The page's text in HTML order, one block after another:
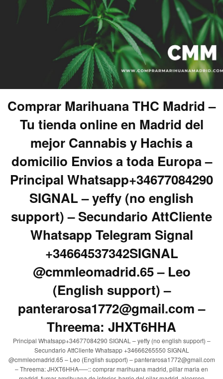
Comprar Marihuana THC Madrid –
Tu tienda online en Madrid del
mejor Cannabis y Hachis a
domicilio Envios a toda Europa –
Principal Whatsapp+34677084290
SIGNAL – yeffy (no english
support) – Secundario AttCliente
Whatsapp Telegram Signal
+34664537342SIGNAL
@cmmleomadrid.65 – Leo
(English support) –
panterarosa1772@gmail.com –
Threema: JHXT6HHA
Principal Whatsapp+34677084290 SIGNAL – yeffy (no english support) –
Secundario AttCliente Whatsapp +34666265550 SIGNAL
@cmmleomadrid.65 – Leo (English support) – panterarosa1772@gmail.com
– Threema: JHXT6HHA—–:: comprar marihuana madrid, pillar maria en